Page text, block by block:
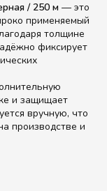
/ 250 м — это
применяемый
толщине
фиксирует
и защищает
вручную, что
производстве и